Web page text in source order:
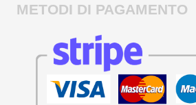
METODI DI PAGAMENTO